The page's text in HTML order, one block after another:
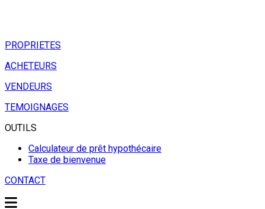
PROPRIETES
ACHETEURS
VENDEURS
TEMOIGNAGES
OUTILS
Calculateur de prêt hypothécaire
Taxe de bienvenue
CONTACT